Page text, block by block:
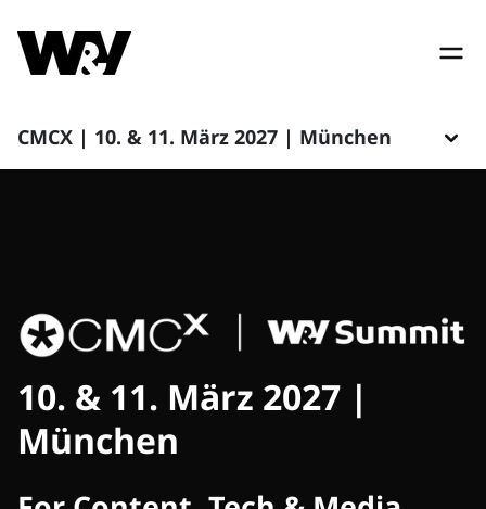
CMCX | 10. & 11. März 2027 | München
CMCX
10. & 11. März 2027 |
München